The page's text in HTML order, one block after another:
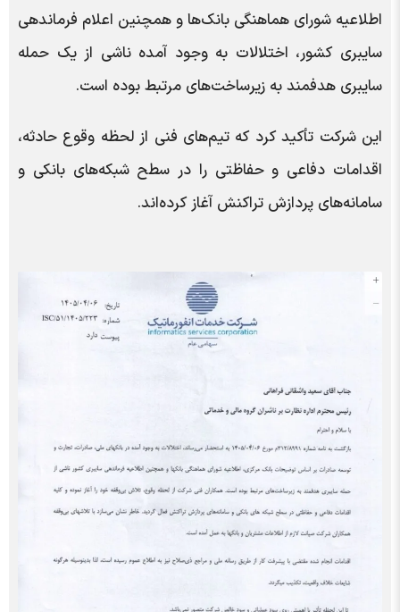
اطلاعیه شورای هماهنگی بانک‌ها و همچنین اعلام فرماندهی
سایبری کشور، اختلالات به وجود آمده ناشی از یک حمله
سایبری هدفمند به زیرساخت‌های مرتبط بوده است.
این شرکت تأکید کرد که تیم‌های فنی از لحظه وقوع حادثه،
اقدامات دفاعی و حفاظتی را در سطح شبکه‌های بانکی و
سامانه‌های پردازش تراکنش آغاز کرده‌اند.